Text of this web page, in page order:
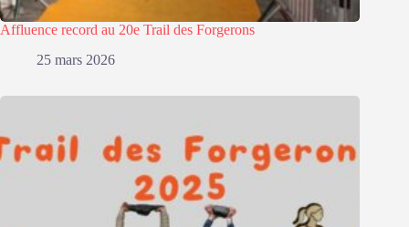
Affluence record au 20e Trail des Forgerons
25 mars 2026